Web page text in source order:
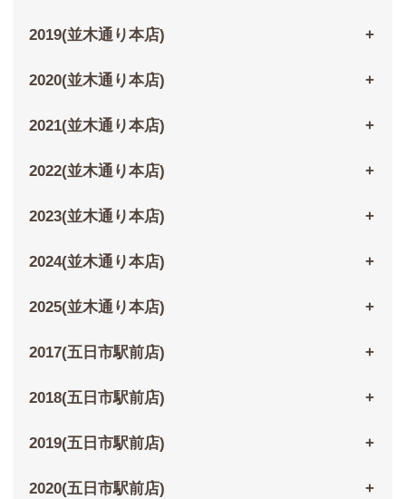
2019(並木通り本店)
2020(並木通り本店)
2021(並木通り本店)
2022(並木通り本店)
2023(並木通り本店)
2024(並木通り本店)
2025(並木通り本店)
2017(五日市駅前店)
2018(五日市駅前店)
2019(五日市駅前店)
2020(五日市駅前店)